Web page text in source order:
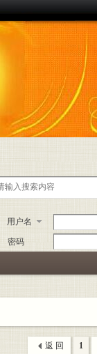
用户名
密码
1
返 回